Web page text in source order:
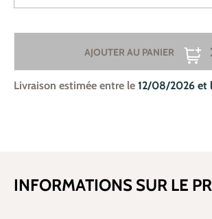
AJOUTER AU PANIER
Livraison estimée entre le 12/08/2026 et
INFORMATIONS SUR LE